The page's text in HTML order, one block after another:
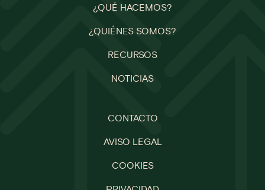
¿QUÉ HACEMOS?
¿QUIÉNES SOMOS?
RECURSOS
NOTICIAS
CONTACTO
AVISO LEGAL
COOKIES